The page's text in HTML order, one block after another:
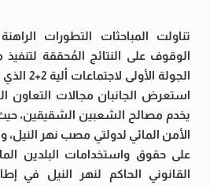
تناولت المباحثات التطورات
الوقوف على النتائج المُحققة لتنفيذ
استعرض الجانبان مجالات التعاون
يخدم مصالح الشعبين الشقيقين،
الأمن المائي لدولتي مصب نهر
على حقوق واستخدامات البلدين
القانوني الحاكم لنهر النيل في